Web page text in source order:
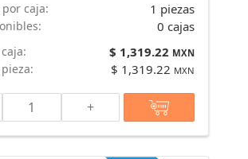
caja:
1 piezas
0 cajas
$ 1,319.22 MXN
$ 1,319.22 MXN
+